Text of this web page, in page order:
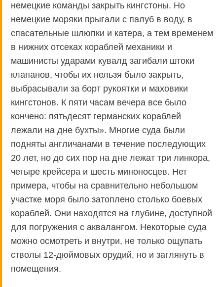
немецкие команды закрыть кингстоны. Но
немецкие моряки прыгали с палуб в воду, в
спасательные шлюпки и катера, а тем временем
в нижних отсеках кораблей механики и
машинисты ударами кувалд загибали штоки
клапанов, чтобы их нельзя было закрыть,
выбрасывали за борт рукоятки и маховики
кингстонов. К пяти часам вечера все было
кончено: пятьдесят германских кораблей
лежали на дне бухты». Многие суда были
подняты англичанами в течение последующих
20 лет, но до сих пор на дне лежат три линкора,
четыре крейсера и шесть миноносцев. Нет
примера, чтобы на сравнительно небольшом
участке моря было затоплено столько боевых
кораблей. Они находятся на глубине, доступной
для погружения с аквалангом. Некоторые суда
можно осмотреть и внутри, не только ощупать
стволы 12-дюймовых орудий, но и заглянуть в
помещения.